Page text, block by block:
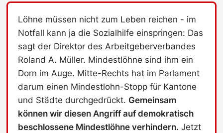
Löhne müssen nicht zum Leben reichen - im
Notfall kann ja die Sozialhilfe einspringen: Das
sagt der Direktor des Arbeitgeberverbandes
Roland A. Müller. Mindestlöhne sind ihm ein
Dorn im Auge. Mitte-Rechts hat im Parlament
darum einen Mindestlohn-Stopp für Kantone
und Städte durchgedrückt. Gemeinsam
können wir diesen Angriff auf demokratisch
beschlossene Mindestlöhne verhindern. Jetzt